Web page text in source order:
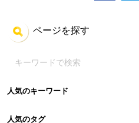
ページを探す
人気のキーワード
人気のタグ